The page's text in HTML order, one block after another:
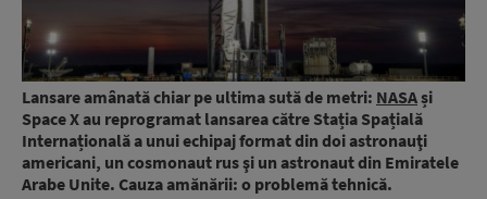
Lansare amânată chiar pe ultima sută de metri: NASAși
Space X au reprogramat lansarea către Stația Spațială
Internațională a unui echipaj format din doi astronauţi
americani, un cosmonaut rus şi un astronaut din Emiratele
Arabe Unite. Cauza amănării: o problemă tehnică.